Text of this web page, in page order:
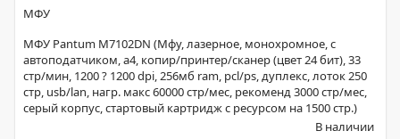
МФУ
МФУ Pantum M7102DN (Мфу, лазерное, монохромное, с
автоподатчиком, а4, копир/принтер/сканер (цвет 24 бит), 33
стр/мин, 1200 ? 1200 dpi, 256мб ram, pcl/ps, дуплекс, лоток 250
стр, usb/lan, нагр. макс 60000 стр/мес, рекоменд 3000 стр/мес,
серый корпус, стартовый картридж с ресурсом на 1500 стр.)
В наличии